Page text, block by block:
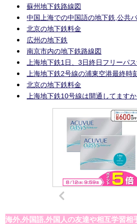
蘇州地下鉄路線図
中国上海での中国語の地下鉄,公共
北京の地下鉄料金
広州の地下鉄
南京市内の地下鉄路線図
上海地下鉄1日、3日終日フリーパ
上海地下鉄2号線の浦東空港最終時
北京の地下鉄料金
上海地下鉄10号線は開通してますか
海外,外国語,外国人の友達や相互学習相